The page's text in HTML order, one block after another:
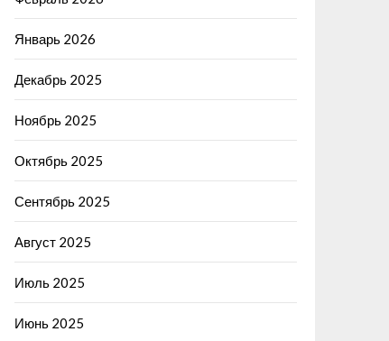
Январь 2026
Декабрь 2025
Ноябрь 2025
Октябрь 2025
Сентябрь 2025
Август 2025
Июль 2025
Июнь 2025